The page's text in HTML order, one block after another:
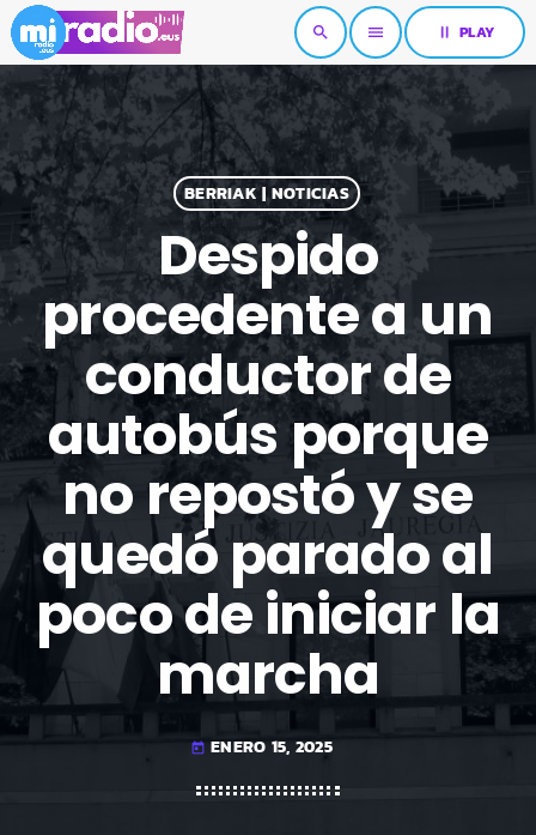
search menu pause PLAY
BERRIAK | NOTICIAS
Despido
procedente a un
conductor de
autobús porque
no repostó y se
quedó parado al
poco de iniciar la
marcha
today ENERO 15, 2025